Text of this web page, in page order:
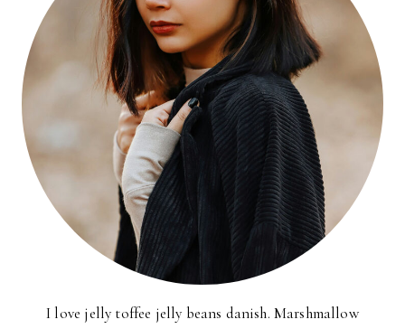
I love jelly toffee jelly beans danish. Marshmallow